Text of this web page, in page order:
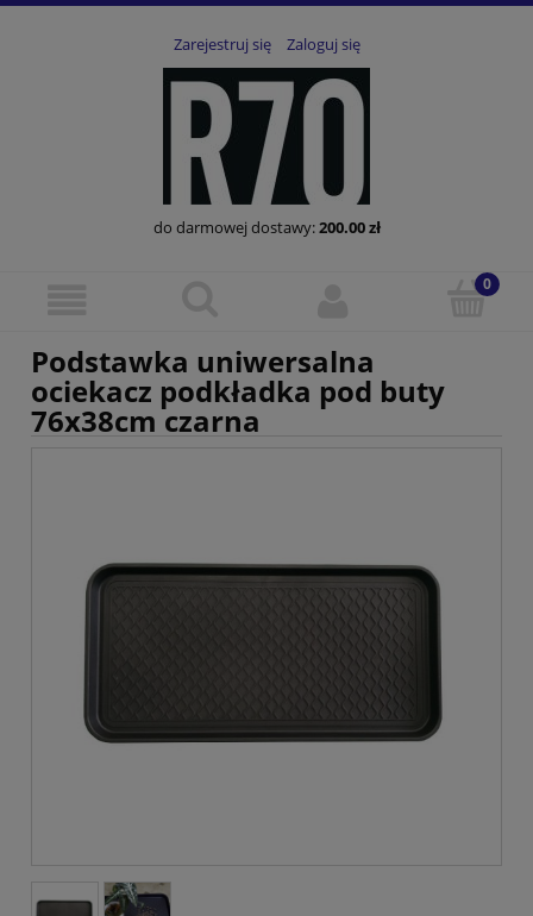
Zarejestruj się Zaloguj się
do darmowej dostawy:200.00zł
Podstawka uniwersalna
ociekacz podkładka pod buty
76x38cm czarna